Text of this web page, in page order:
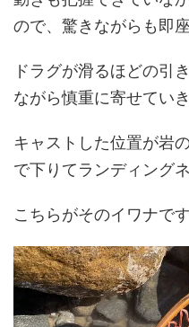
ので、驚きながらも即
ドラグが滑るほどの引
ながら慎重に寄せていき
キャストした位置が岩
で下りてランディング
こちらがそのイワナで